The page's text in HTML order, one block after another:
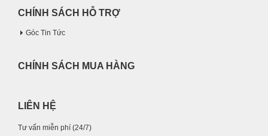
CHÍNH SÁCH HỖ TRỢ
Góc Tin Tức
CHÍNH SÁCH MUA HÀNG
LIÊN HỆ
Tư vấn miễn phí (24/7)